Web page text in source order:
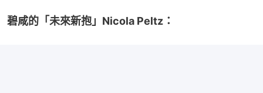
碧咸的「未來新抱」Nicola Peltz：